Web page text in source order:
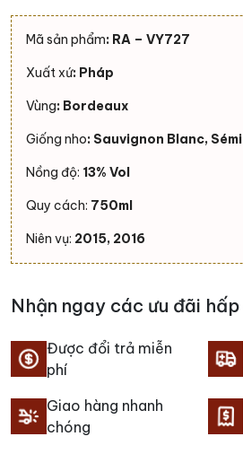
gốc
là:
hiện
tại
Mã sản phẩm: RA – VY727
Xuất xứ: Pháp
Vùng: Bordeaux
Giống nho: Sauvignon Blanc,
Nồng độ: 13% Vol
Quy cách: 750ml
Niên vụ: 2015, 2016
Nhận ngay các ưu đãi
Được đổi trả miễn
phí
Giao hàng nhanh
chóng